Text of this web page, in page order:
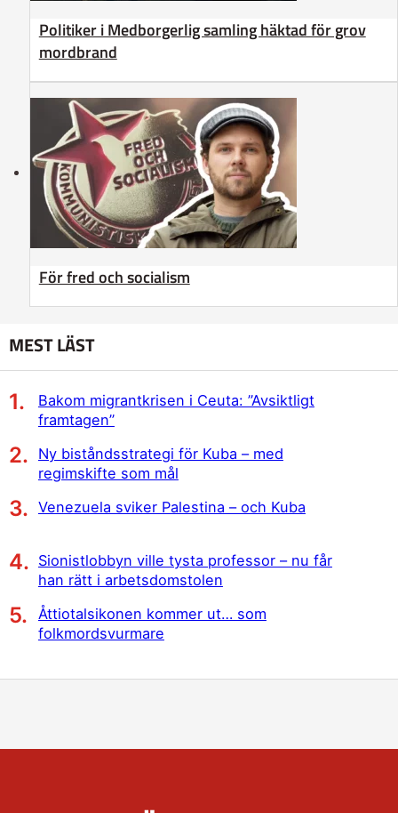
Politiker i Medborgerlig samling häktad för grov
mordbrand
För fred och socialism
MEST LÄST
Bakom migrantkrisen i Ceuta: ”Avsiktligt
framtagen”
Ny biståndsstrategi för Kuba – med
regimskifte som mål
Venezuela sviker Palestina – och Kuba
Sionistlobbyn ville tysta professor – nu får
han rätt i arbetsdomstolen
Åttiotalsikonen kommer ut… som
folkmordsvurmare